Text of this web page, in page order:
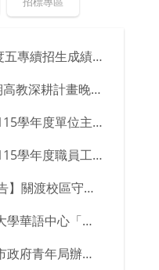
115學年度五專續招生成績、榜單公告暨錄取新生報到注意事項
115-1學期高教深耕計畫晚自習同學參加意願調查
公告本校115學年度單位主管及行政支援名單
公告本校115學年度職員工職務異動
【重要公告】關渡校區守衛室拆除及物品限期清空通知
[轉] 實踐大學華語中心「菁英語伴計畫」招募海報
[轉] 臺北市政府青年局辦理「2026臺北青年外交學堂」簡章及海報